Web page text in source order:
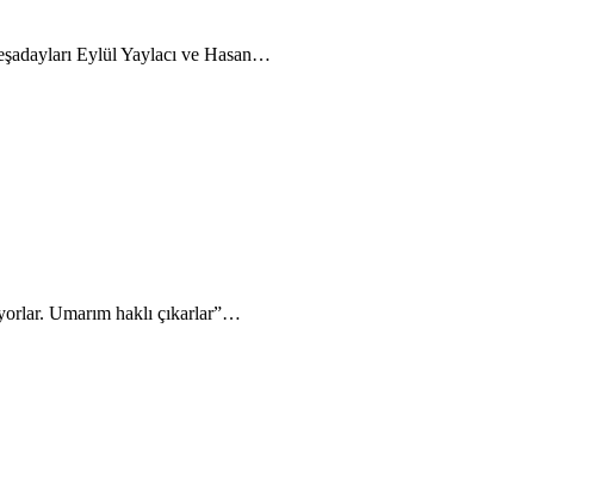
Eylül Yaylacı ve Hasan…
Umarım haklı çıkarlar”…